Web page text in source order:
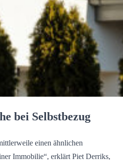
bei Selbstbezug
einen ähnlichen
Immobilie“, erklärt Piet Derriks,